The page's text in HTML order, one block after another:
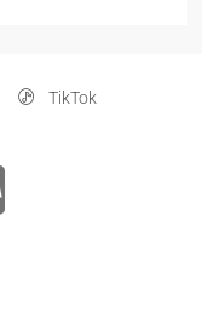
TikTok